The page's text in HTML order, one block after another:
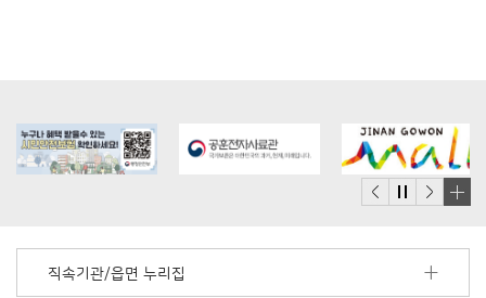
직속기관/읍면 누리집